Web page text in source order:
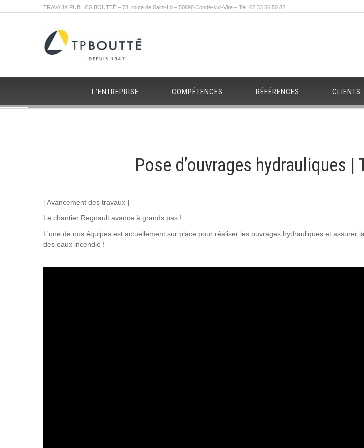
TRAVAUX PUBLICS BOUTTÉ – 73, route de Saint-Lô – 50890 Condé-sur-Vire – Tél. 02 33 56 50 82
L’ENTREPRISE COMPÉTENCES RÉFÉRENCES CLIENTS
Pose d’ouvrages hydrauliques
[ Avancement des travaux ]
Le chantier Regnault avance à grands pas !
L'une de nos équipes est actuellement sur place pour réaliser les ouvrages hydrauliques et
des eaux incendie !